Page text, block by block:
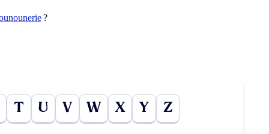
?
T U V W X Y Z